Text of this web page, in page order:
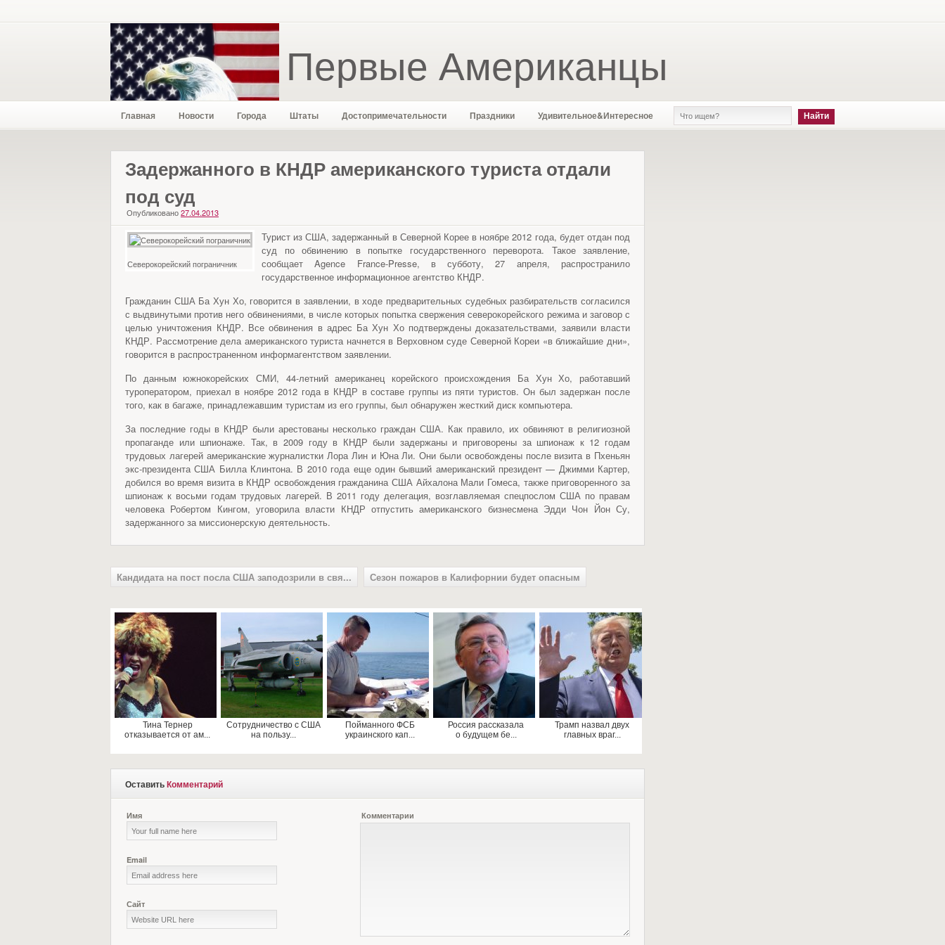
Первые Американцы
Главная Новости Города Штаты Достопримечательности Праздники Удивительное&Интересное
Задержанного в КНДР американского туриста отдали
под суд
Опубликовано27.04.2013
Северокорейский пограничник
Турист из США, задержанный в Северной Корее в ноябре 2012 года, будет отдан под
суд по обвинению в попытке государственного переворота. Такое заявление,
сообщает Agence France-Presse, в субботу, 27 апреля, распространило
государственное информационное агентство КНДР.
Гражданин США Ба Хун Хо, говорится в заявлении, в ходе предварительных судебных разбирательств согласился
с выдвинутыми против него обвинениями, в числе которых попытка свержения северокорейского режима и заговор с
целью уничтожения КНДР. Все обвинения в адрес Ба Хун Хо подтверждены доказательствами, заявили власти
КНДР. Рассмотрение дела американского туриста начнется в Верховном суде Северной Кореи «в ближайшие дни»,
говорится в распространенном информагентством заявлении.
По данным южнокорейских СМИ, 44-летний американец корейского происхождения Ба Хун Хо, работавший
туроператором, приехал в ноябре 2012 года в КНДР в составе группы из пяти туристов. Он был задержан после
того, как в багаже, принадлежавшим туристам из его группы, был обнаружен жесткий диск компьютера.
За последние годы в КНДР были арестованы несколько граждан США. Как правило, их обвиняют в религиозной
пропаганде или шпионаже. Так, в 2009 году в КНДР были задержаны и приговорены за шпионаж к 12 годам
трудовых лагерей американские журналистки Лора Лин и Юна Ли. Они были освобождены после визита в Пхеньян
экс-президента США Билла Клинтона. В 2010 года еще один бывший американский президент — Джимми Картер,
добился во время визита в КНДР освобождения гражданина США Айхалона Мали Гомеса, также приговоренного за
шпионаж к восьми годам трудовых лагерей. В 2011 году делегация, возглавляемая спецпослом США по правам
человека Робертом Кингом, уговорила власти КНДР отпустить американского бизнесмена Эдди Чон Йон Су,
задержанного за миссионерскую деятельность.
Кандидата на пост посла США заподозрили в свя... Сезон пожаров в Калифорнии будет опасным
Тина Тернер
отказывается от ам...
Сотрудничество с США
на пользу...
Пойманного ФСБ
украинского кап...
Россия рассказала
о будущем бе...
Трамп назвал двух
главных враг...
ОставитьКомментарий
Имя
Email
Сайт
Комментарии